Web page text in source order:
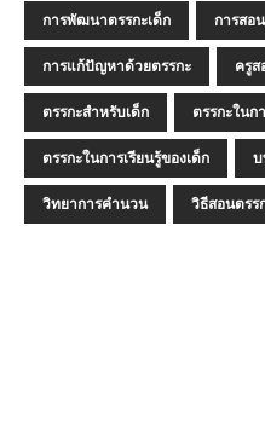
การพัฒนาตรรกะเด็ก การสอ
การแก้ปัญหาด้วยตรรกะ ครูส
ตรรกะสำหรับเด็ก ตรรกะใน
ตรรกะในการเรียนรู้ของเด็ก บ
วิทยาการคำนวน วิธีสอนตรร